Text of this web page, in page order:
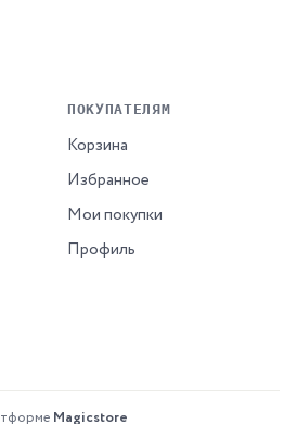
ПОКУПАТЕЛЯМ
Корзина
Избранное
Мои покупки
Профиль
Magicstore